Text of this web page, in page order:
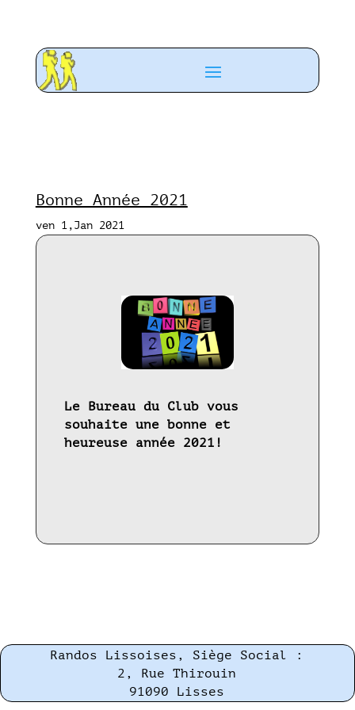
Bonne Année 2021
ven 1,Jan 2021
Le Bureau du Club vous
souhaite une bonne et
heureuse année 2021!
Randos Lissoises, Siège Social :
2, Rue Thirouin
91090 Lisses